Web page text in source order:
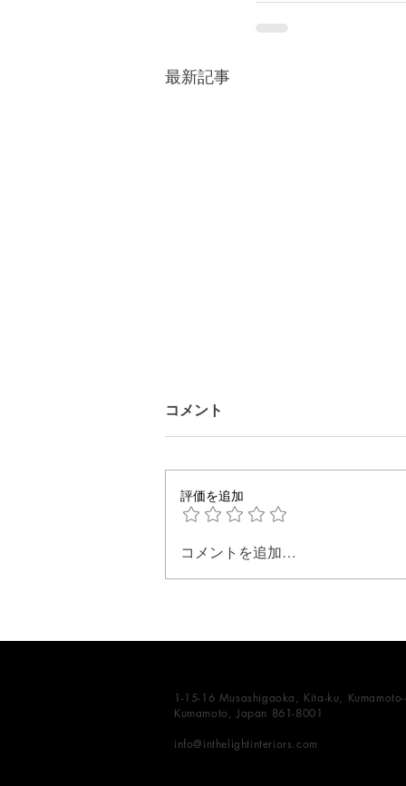
最新記事
グレアフリーデザイン
コメント
評価を追加
コメントを追加…
1-15-16 Musashigaoka, Kita-ku,
Kumamoto, Japan 861-8001
info@inthelightinteriors.com